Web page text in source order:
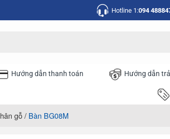
Hotline 1:094
Hướng dẫn thanh toán Hướng dẫn
gỗ/ Bàn BG08M